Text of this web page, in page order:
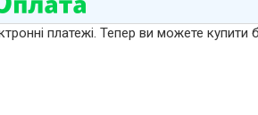
платежі. Тепер ви можете